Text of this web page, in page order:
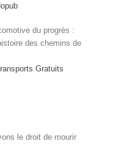
du progrès :
des chemins de
Gratuits
le droit de mourir